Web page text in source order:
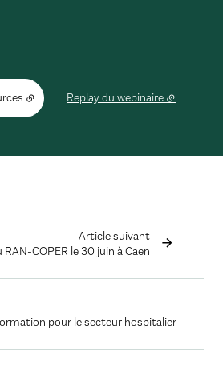
Replay du webinaire
pour le secteur hospitalier
Article suivant
COPER le 30 juin à Caen